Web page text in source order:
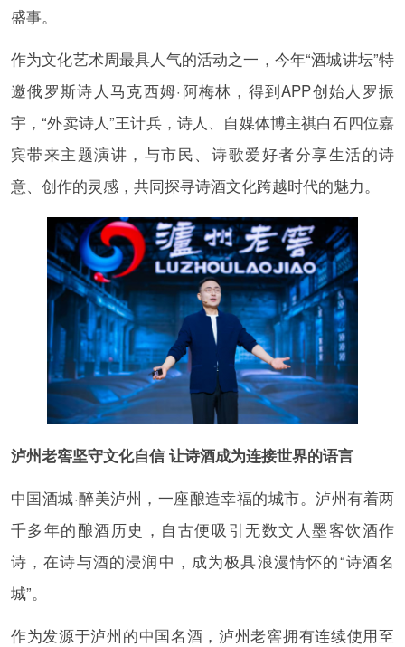
盛事。
作为文化艺术周最具人气的活动之一，今年“酒城讲坛”特
邀俄罗斯诗人马克西姆·阿梅林，得到APP创始人罗振
宇，“外卖诗人”王计兵，诗人、自媒体博主祺白石四位嘉
宾带来主题演讲，与市民、诗歌爱好者分享生活的诗
意、创作的灵感，共同探寻诗酒文化跨越时代的魅力。
泸州老窖坚守文化自信 让诗酒成为连接世界的语言
中国酒城·醉美泸州，一座酿造幸福的城市。泸州有着两
千多年的酿酒历史，自古便吸引无数文人墨客饮酒作
诗，在诗与酒的浸润中，成为极具浪漫情怀的“诗酒名
城”。
作为发源于泸州的中国名酒，泸州老窖拥有连续使用至